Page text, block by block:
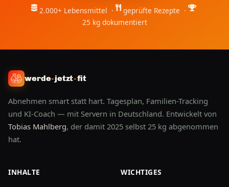
2.000+ Lebensmittel ·
geprüfte Rezepte ·
25 kg dokumentiert
werde-jetzt-fit
Abnehmen smart statt hart. Tagesplan, Familien-Tracking
und KI-Coach — mit Servern in Deutschland. Entwickelt von
Tobias Mahlberg, der damit 2025 selbst 25 kg abgenommen
hat.
INHALTE WICHTIGES